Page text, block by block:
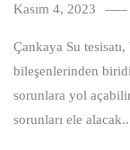
Kasım 4, 2023
Çankaya Su
bileşenlerinden
sorunlara yol
sorunları ele